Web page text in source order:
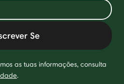
Se
as tuas informações, consulta
.